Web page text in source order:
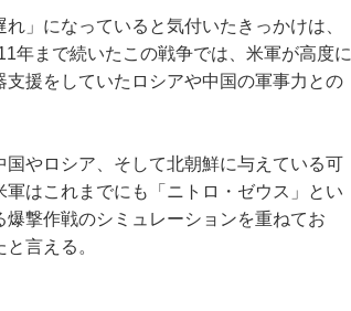
」になっていると気付いたきっかけは、
年まで続いたこの戦争では、米軍が高度に
援をしていたロシアや中国の軍事力との
やロシア、そして北朝鮮に与えている可
はこれまでにも「ニトロ・ゼウス」とい
撃作戦のシミュレーションを重ねてお
言える。